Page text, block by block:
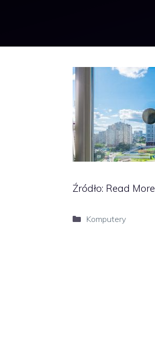
Źródło: Read More
Kategorie
Komputery